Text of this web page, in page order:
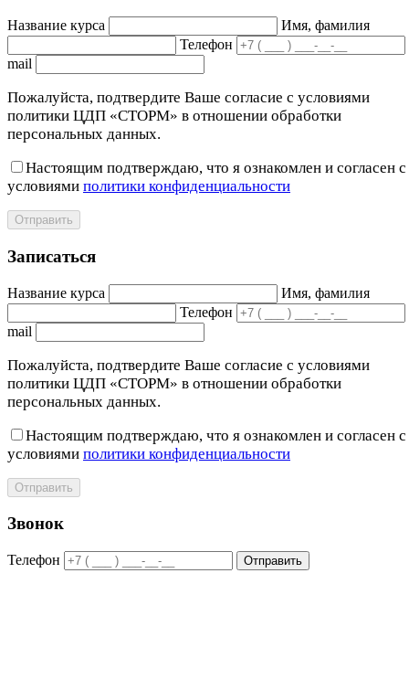
Название курса
Имя, фамилия
Телефон
mail
Пожалуйста, подтвердите Ваше согласие с условиями
политики ЦДП «СТОРМ» в отношении обработки
персональных данных.
Настоящим подтверждаю, что я ознакомлен и согласен с
условиями политики конфиденциальности
Отправить
Записаться
Название курса
Имя, фамилия
Телефон
mail
Пожалуйста, подтвердите Ваше согласие с условиями
политики ЦДП «СТОРМ» в отношении обработки
персональных данных.
Настоящим подтверждаю, что я ознакомлен и согласен с
условиями политики конфиденциальности
Отправить
Звонок
Телефон Отправить